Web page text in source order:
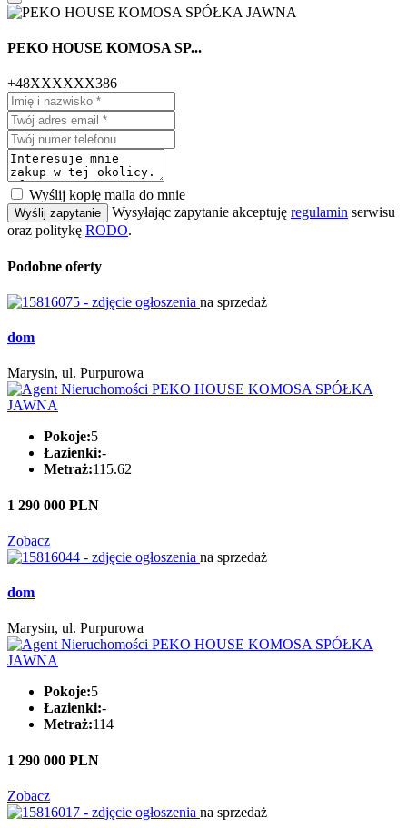
PEKO HOUSE KOMOSA SP...
+48XXXXXX386
Wyślij kopię maila do mnie
Wyślij zapytanie Wysyłając zapytanie akceptuję regulamin serwisu
oraz politykę RODO.
Podobne oferty
na sprzedaż
dom
Marysin, ul. Purpurowa
Pokoje:5
Łazienki:-
Metraż:115.62
1 290 000 PLN
Zobacz
na sprzedaż
dom
Marysin, ul. Purpurowa
Pokoje:5
Łazienki:-
Metraż:114
1 290 000 PLN
Zobacz
na sprzedaż